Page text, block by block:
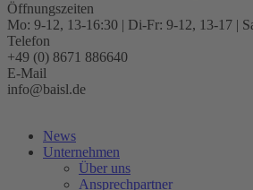
Öffnungszeiten
Mo: 9-12, 13-16:30 | Di-Fr: 9-12, 13-17 |
Telefon
+49 (0) 8671 886640
E-Mail
info@baisl.de
News
Unternehmen
Über uns
Ansprechpartner